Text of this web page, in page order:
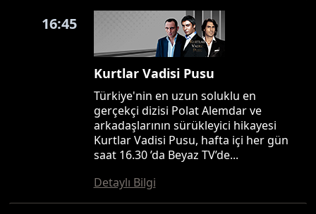
16:45
Kurtlar Vadisi Pusu
Türkiye'nin en uzun soluklu en
gerçekçi dizisi Polat Alemdar ve
arkadaşlarının sürükleyici hikayesi
Kurtlar Vadisi Pusu, hafta içi her gün
saat 16.30 ’da Beyaz TV’de...
Detaylı Bilgi